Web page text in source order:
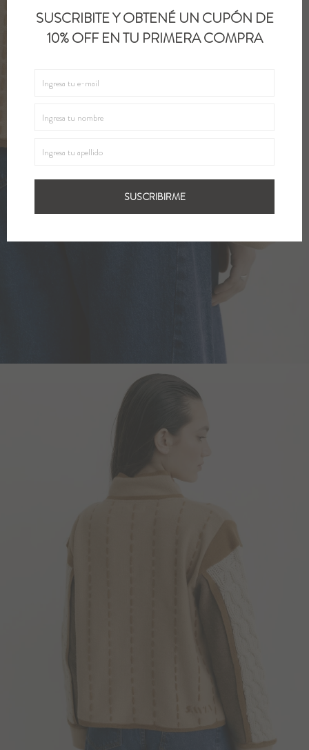
SUSCRIBITE Y OBTENÉ UN CUPÓN DE
10% OFF EN TU PRIMERA COMPRA
SUSCRIBIRME